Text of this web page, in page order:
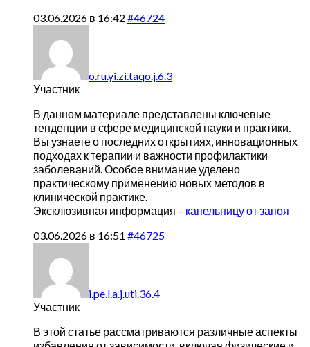
03.06.2026 в 16:42 #46724
o.ru.yi.zi.taqo.j.6.3
Участник
В данном материале представлены ключевые
тенденции в сфере медицинской науки и практики.
Вы узнаете о последних открытиях, инновационных
подходах к терапии и важности профилактики
заболеваний. Особое внимание уделено
практическому применению новых методов в
клинической практике.
Эксклюзивная информация – капельницу от запоя
03.06.2026 в 16:51 #46725
i.pe.l.a.j.uti.36.4
Участник
В этой статье рассматриваются различные аспекты